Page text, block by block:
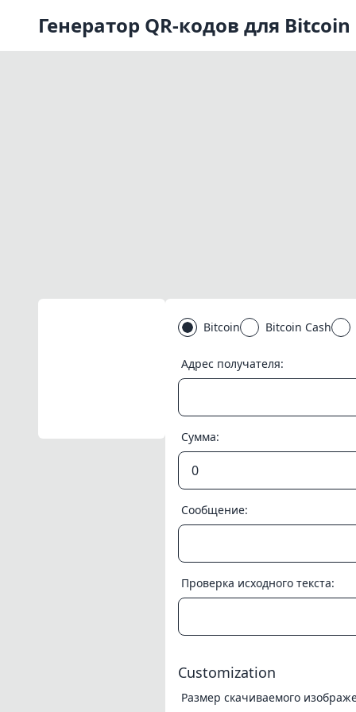
Генератор QR-кодов для Bitcoin
Bitcoin Bitcoin Cash
Адрес получателя:
Сумма:
Сообщение:
Проверка исходного текста:
Customization
Размер скачиваемого